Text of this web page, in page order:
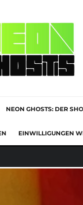
NEON GHOSTS: DER
EINWILLIGUNGEN